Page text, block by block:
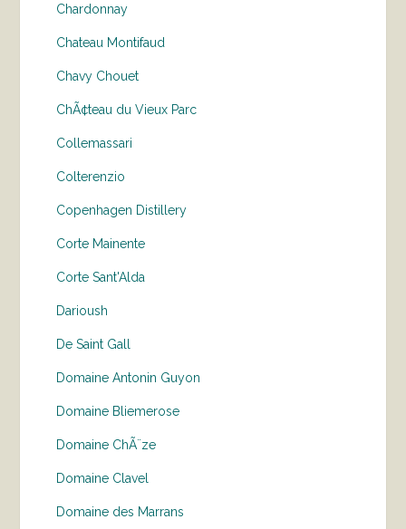
Chardonnay
Chateau Montifaud
Chavy Chouet
ChÃ¢teau du Vieux Parc
Collemassari
Colterenzio
Copenhagen Distillery
Corte Mainente
Corte Sant'Alda
Darioush
De Saint Gall
Domaine Antonin Guyon
Domaine Bliemerose
Domaine ChÃ¨ze
Domaine Clavel
Domaine des Marrans